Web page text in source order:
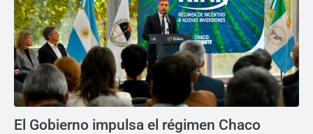
El Gobierno impulsa el régimen Chaco